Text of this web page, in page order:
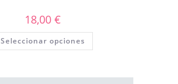
18,00 €
Seleccionar opciones